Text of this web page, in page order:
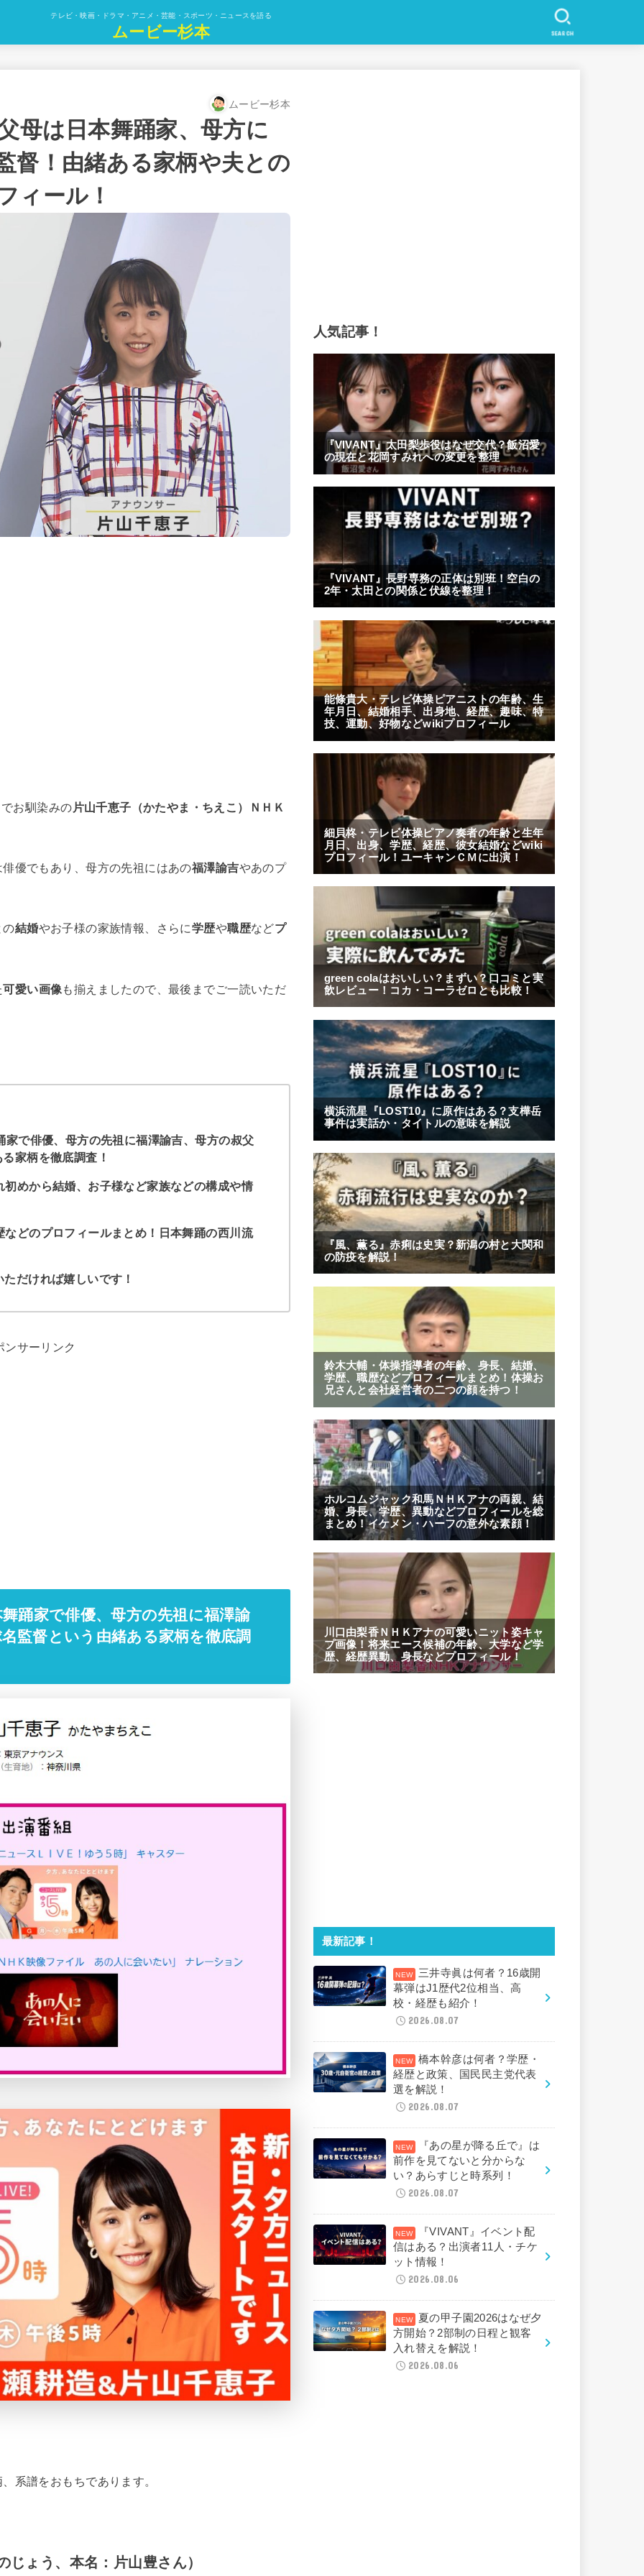
テレビ・映画・ドラマ・アニメ・芸能・スポーツ・ニュースを語る
ムービー杉本 SEARCH
ムービー杉本
母は日本舞踊家、母方に
督！由緒ある家柄や夫との
ィール！
お馴染みの 片山千恵子（かたやま・ちえこ）ＮＨＫ
俳優でもあり、母方の先祖にはあの福澤諭吉やあのプ
の結婚やお子様の家族情報、さらに学歴や職歴などプ
可愛い画像 も揃えましたので、最後までご一読いただ
で俳優、母方の先祖に福澤諭吉、母方の叔父
家柄を徹底調査！
めから結婚、お子様など家族などの構成や情
どのプロフィールまとめ！日本舞踊の西川流
だければ嬉しいです！
ンサーリンク
踊家で俳優、母方の先祖に福澤諭
監督という由緒ある家柄を徹底調
系譜をおもちであります。
ょう、本名：片山豊さん）
人気記事！
最新記事！
三井寺眞は何者？16歳開
幕弾はJ1歴代2位相当、高
校・経歴も紹介！
2026.08.07
橋本幹彦は何者？学歴・
経歴と政策、国民民主党代表
選を解説！
2026.08.07
『あの星が降る丘で』は
前作を見てないと分からな
い？あらすじと時系列！
2026.08.07
『VIVANT』イベント配
信はある？出演者11人・チケ
ット情報！
2026.08.06
夏の甲子園2026はなぜ夕
方開始？2部制の日程と観客
入れ替えを解説！
2026.08.06